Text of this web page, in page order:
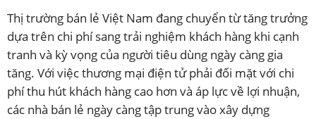
Thị trường bán lẻ Việt Nam đang chuyển từ tăng trưởng
dựa trên chi phí sang trải nghiệm khách hàng khi cạnh
tranh và kỳ vọng của người tiêu dùng ngày càng gia
tăng. Với việc thương mại điện tử phải đối mặt với chi
phí thu hút khách hàng cao hơn và áp lực về lợi nhuận,
các nhà bán lẻ ngày càng tập trung vào xây dựng